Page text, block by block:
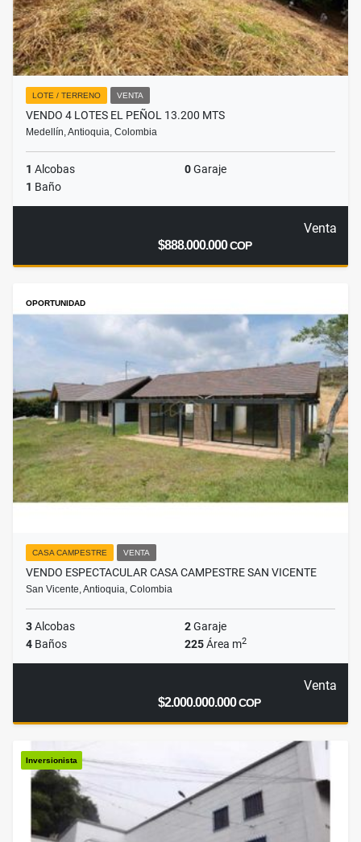
LOTE / TERRENO VENTA
VENDO 4 LOTES EL PEÑOL 13.200 MTS
Medellín, Antioquia, Colombia
1 Alcobas 0Garaje
1 Baño
Venta
$888.000.000COP
OPORTUNIDAD
CASA CAMPESTRE VENTA
VENDO ESPECTACULAR CASA CAMPESTRE SAN VICENTE
San Vicente, Antioquia, Colombia
3Alcobas 2Garaje
4 Baños 225Área m2
Venta
$2.000.000.000COP
Inversionista